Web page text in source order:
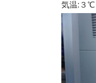
気温:３